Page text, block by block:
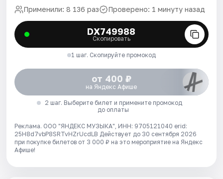
Применили: 8 136 раз Проверено: 1 минуту назад
DX749988
Скопировать
1 шаг. Скопируйте промокод
от 400 ₽
на Яндекс Афише
2 шаг. Выберите билет и примените промокод
до оплаты
Реклама. ООО "ЯНДЕКС МУЗЫКА", ИНН: 9705121040 erid:
25H8d7vbP8SRTvHZrUcdLB Действует до 30 сентября 2026
при покупке билетов от 3 000 ₽ на это мероприятие на Яндекс
Афише!